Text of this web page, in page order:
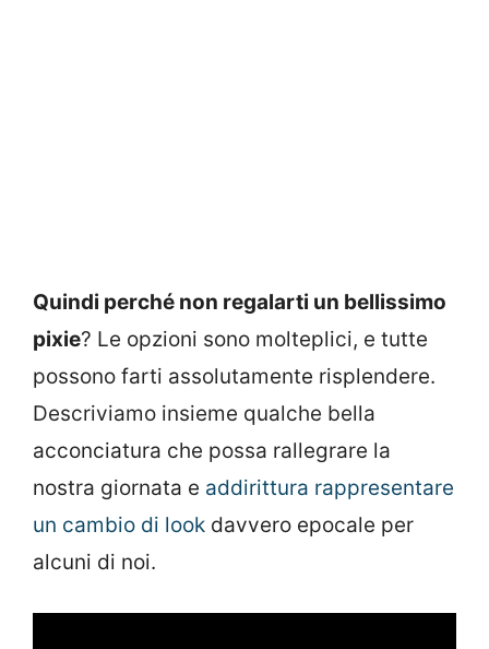
Quindi perché non regalarti un bellissimo
pixie? Le opzioni sono molteplici, e tutte
possono farti assolutamente risplendere.
Descriviamo insieme qualche bella
acconciatura che possa rallegrare la
nostra giornata e addirittura rappresentare
un cambio di look davvero epocale per
alcuni di noi.